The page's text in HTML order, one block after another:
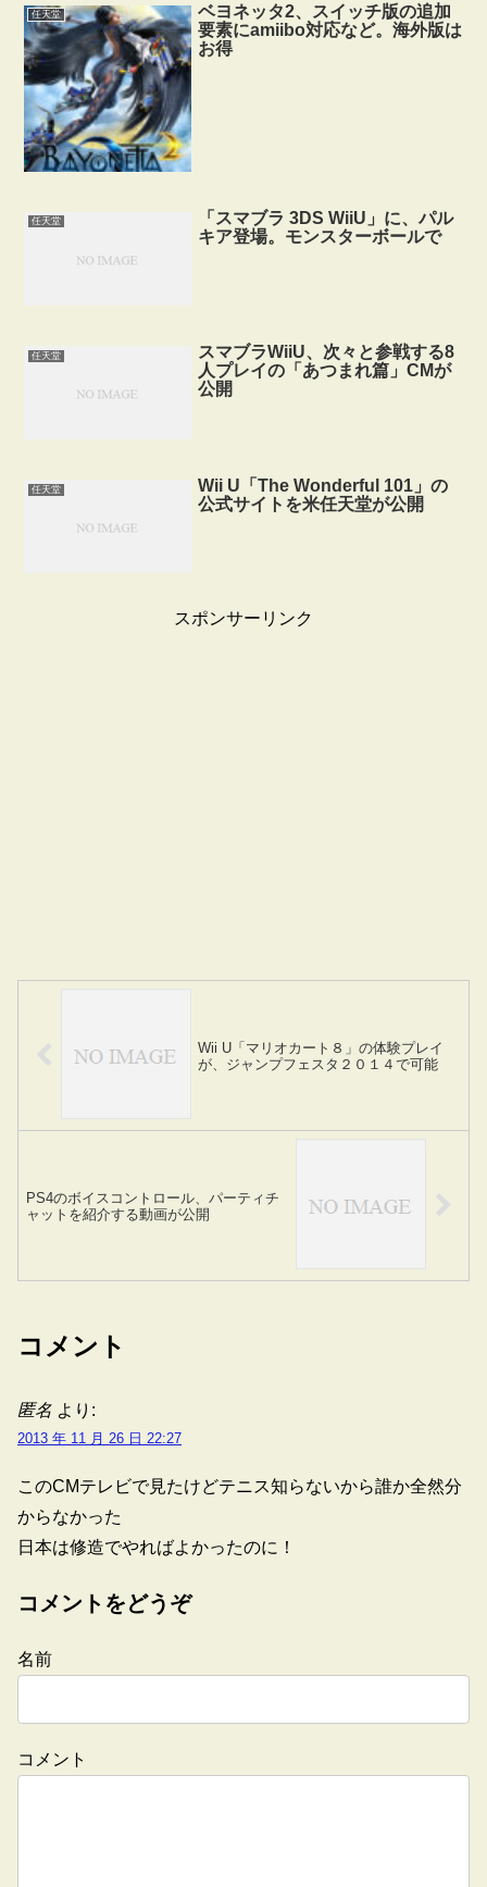
任天堂
ベヨネッタ2、スイッチ版の追加
要素にamiibo対応など。海外版は
お得
任天堂
「スマブラ 3DS WiiU」に、パル
キア登場。モンスターボールで
任天堂
スマブラWiiU、次々と参戦する8
人プレイの「あつまれ篇」CMが
公開
任天堂
Wii U「The Wonderful 101」の
公式サイトを米任天堂が公開
スポンサーリンク
Wii U「マリオカート８」の体験プレイ
が、ジャンプフェスタ２０１４で可能
PS4のボイスコントロール、パーティチ
ャットを紹介する動画が公開
コメント
匿名 より:
2013 年 11 月 26 日 22:27
このCMテレビで見たけどテニス知らないから誰か全然分
からなかった
日本は修造でやればよかったのに！
コメントをどうぞ
名前
コメント